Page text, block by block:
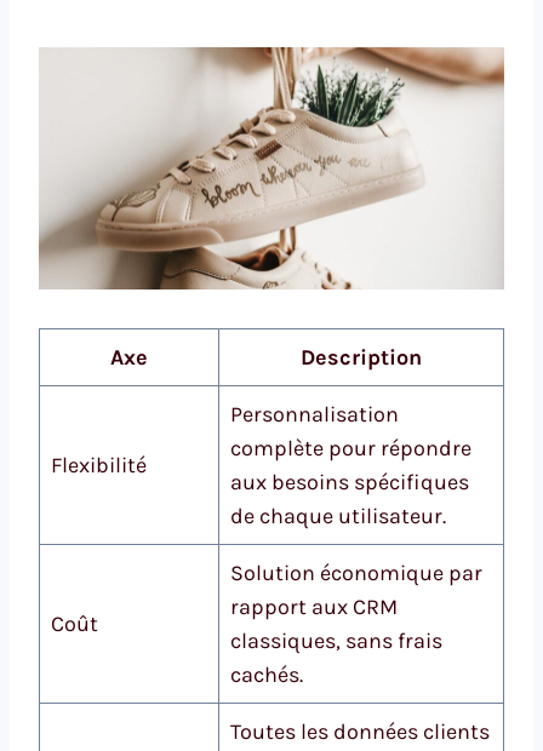
Axe Description
Flexibilité
Personnalisation
complète pour répondre
aux besoins spécifiques
de chaque utilisateur.
Coût
Solution économique par
rapport aux CRM
classiques, sans frais
cachés.
Toutes les données clients